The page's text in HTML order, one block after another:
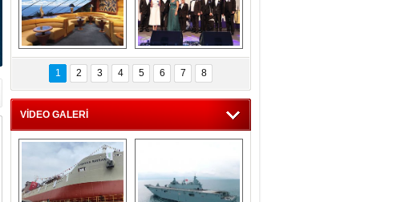
MSC'den 55 milyon
euroluk turizm geliri
müjdesi
5. Bosphorus Ship
Brokers Dinner,
İstanbul’da yapıldı
1 2 3 4 5 6 7 8
VİDEO GALERİ